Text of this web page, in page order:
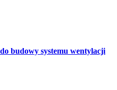
budowy systemu wentylacji